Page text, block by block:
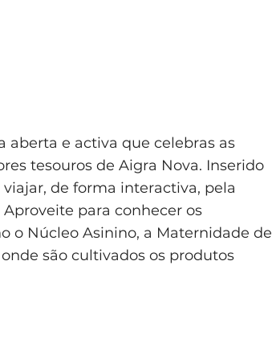
aberta e activa que celebras as
tesouros de Aigra Nova. Inserido
de forma interactiva, pela
para conhecer os
o Núcleo Asinino, a Maternidade de
são cultivados os produtos